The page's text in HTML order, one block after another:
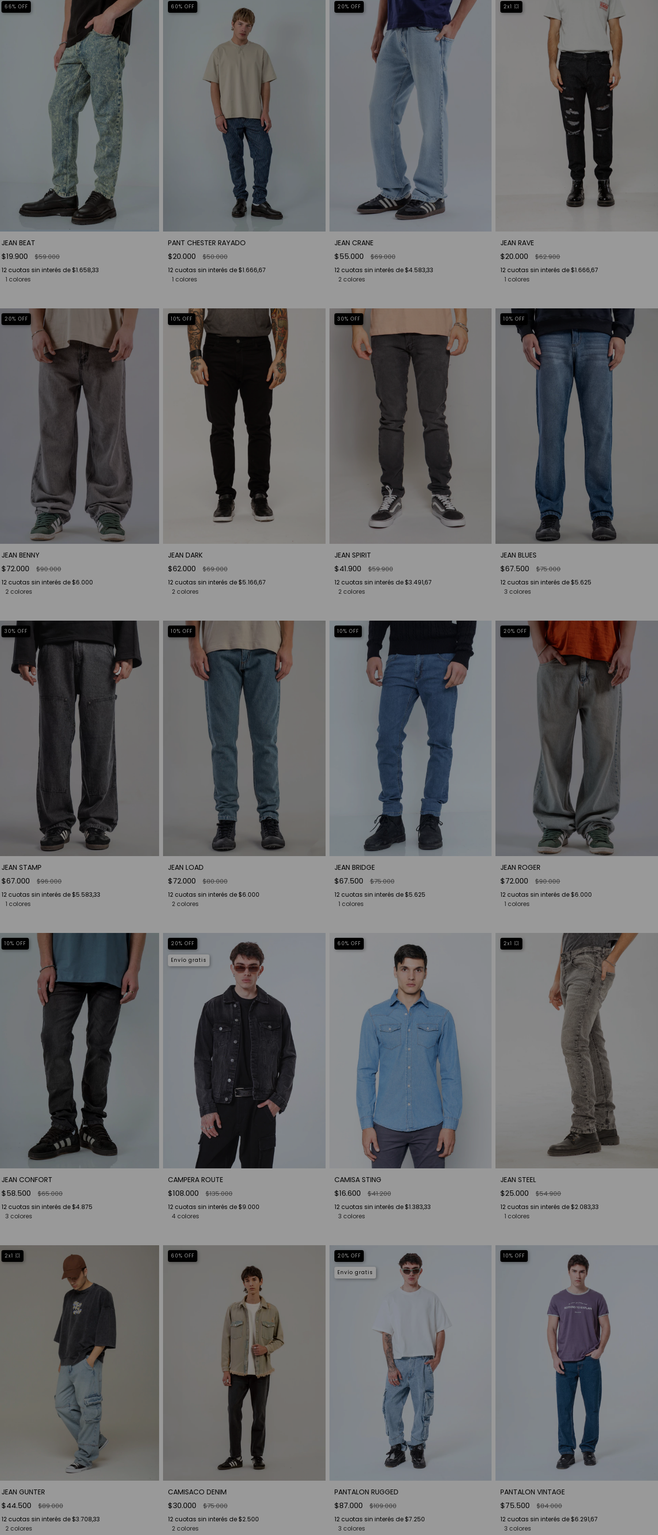
66% OFF
JEAN BEAT
$19.900 $59.000
12 cuotas sin interés de $1.658,33
1 colores
60% OFF
PANT CHESTER RAYADO
$20.000 $50.000
12 cuotas sin interés de $1.666,67
1 colores
20% OFF
JEAN CRANE
$55.000 $69.000
12 cuotas sin interés de $4.583,33
2 colores
2x1 💥
JEAN RAVE
$20.000 $62.900
12 cuotas sin interés de $1.666,67
1 colores
20% OFF
JEAN BENNY
$72.000 $90.000
12 cuotas sin interés de $6.000
2 colores
10% OFF
JEAN DARK
$62.000 $69.000
12 cuotas sin interés de $5.166,67
2 colores
30% OFF
JEAN SPIRIT
$41.900 $59.900
12 cuotas sin interés de $3.491,67
2 colores
10%OFF
JEAN BLUES
$67.500 $75.000
12 cuotas sin interés de $5.625
3 colores
30% OFF
JEAN STAMP
$67.000 $96.000
12 cuotas sin interés de $5.583,33
1 colores
10% OFF
JEAN LOAD
$72.000 $80.000
12 cuotas sin interés de $6.000
2 colores
10% OFF
JEAN BRIDGE
$67.500 $75.000
12 cuotas sin interés de $5.625
1 colores
20%OFF
JEAN ROGER
$72.000 $90.000
12 cuotas sin interés de $6.000
1 colores
10% OFF
JEAN CONFORT
$58.500 $65.000
12 cuotas sin interés de $4.875
3 colores
20% OFF
Envío gratis
CAMPERA ROUTE
$108.000 $135.000
12 cuotas sin interés de $9.000
4 colores
60% OFF
CAMISA STING
$16.600 $41.200
12 cuotas sin interés de $1.383,33
3 colores
2x1 💥
JEAN STEEL
$25.000 $54.900
12 cuotas sin interés de $2.083,33
1 colores
2x1 💥
JEAN GUNTER
$44.500 $89.000
12 cuotas sin interés de $3.708,33
2 colores
60% OFF
CAMISACO DENIM
$30.000 $75.000
12 cuotas sin interés de $2.500
2 colores
20% OFF
Envío gratis
PANTALON RUGGED
$87.000 $109.000
12 cuotas sin interés de $7.250
3 colores
10%OFF
PANTALON VINTAGE
$75.500 $84.000
12 cuotas sin interés de $6.291,67
3 colores